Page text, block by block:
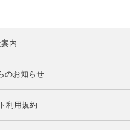
内
のお知らせ
利用規約